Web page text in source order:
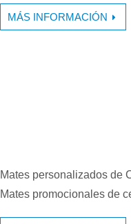
MÁS INFORMACIÓN
Mates personalizados de
Mates promocionales de